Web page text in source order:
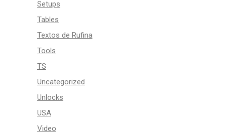
Setups
Tables
Textos de Rufina
Tools
TS
Uncategorized
Unlocks
USA
Video